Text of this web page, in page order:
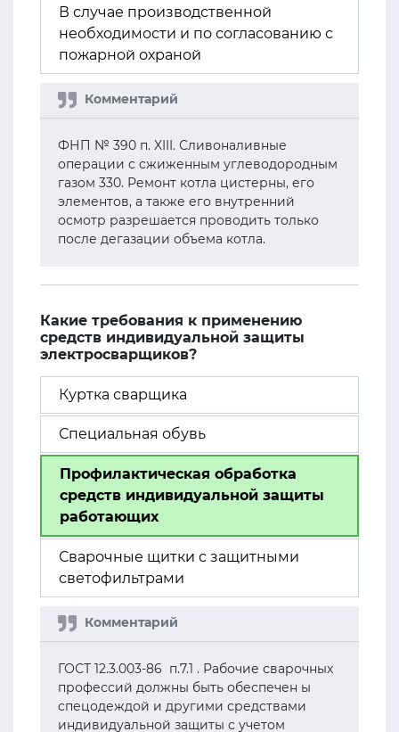
В случае производственной
необходимости и по согласованию с
пожарной охраной
ФНП № 390 п. XIII. Сливоналивные
операции с сжиженным углеводородным
газом 330. Ремонт котла цистерны, его
элементов, а также его внутренний
осмотр разрешается проводить только
после дегазации объема котла.
Какие требования к применению
средств индивидуальной защиты
электросварщиков?
Куртка сварщика
Специальная обувь
Профилактическая обработка
средств индивидуальной защиты
работающих
Сварочные щитки с защитными
светофильтрами
ГОСТ 12.3.003-86 п.7.1 . Рабочие сварочных
профессий должны быть обеспечен ы
спецодеждой и другими средствами
индивидуальной защиты с учетом